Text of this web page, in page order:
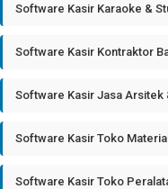
Software Kasir Karaoke &
Software Kasir Kontraktor
Software Kasir Jasa Arsitek
Software Kasir Toko
Software Kasir Toko